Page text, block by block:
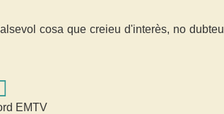
cosa que creieu d'interès, no dubteu
EMTV